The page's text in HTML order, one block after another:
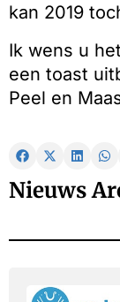
kan 2019
Ik wens u
een toast
Peel en
Nieuws